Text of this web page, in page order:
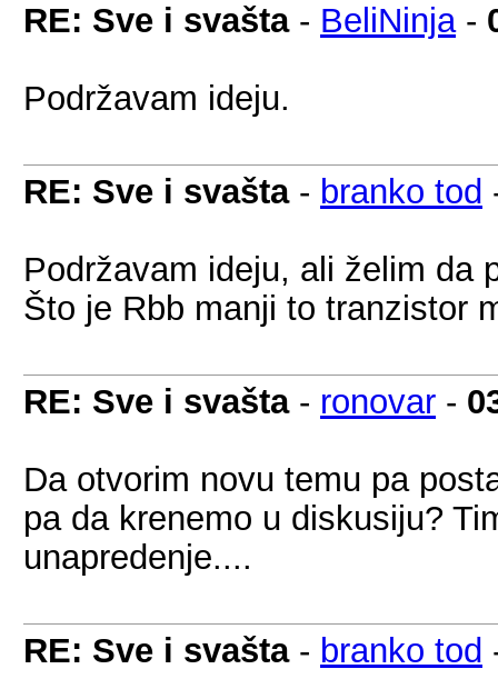
RE: Sve i svašta- BeliNinja-
Podržavam ideju.
RE: Sve i svašta- branko tod
Podržavam ideju, ali želim da
Što je Rbb manji to tranzistor
RE: Sve i svašta- ronovar -
Da otvorim novu temu pa
pa da krenemo u diskusiju?
unapredenje....
RE: Sve i svašta- branko tod